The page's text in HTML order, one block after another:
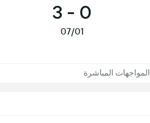
0
-
3
07/01
المواجهات المباشرة